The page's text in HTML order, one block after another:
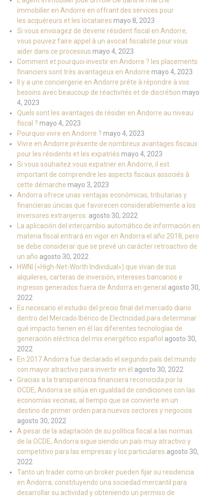
immobilier en Andorre en offrant des services pour
les acquéreurs et les locataires mayo 8, 2023
Si vous envisagez de devenir résident fiscal en Andorre,
vous pouvez faire appel à un avocat fiscaliste pour vous
aider dans ce processus mayo 4, 2023
Comment et pourquoi investir en Andorre ? les placements
financiers sont très avantageux en Andorre mayo 4, 2023
Il y a une conciergerie en Andorre prête à répondre à vos
besoins avec beaucoup de réactivités et de discrétion mayo
4, 2023
Quels sont les avantages de résider en Andorre au niveau
fiscal ? mayo 4, 2023
Pourquoi vivre en Andorre ? mayo 4, 2023
Vivre en Andorre présente de nombreux avantages fiscaux
pour les résidents et les expatriés mayo 4, 2023
Si vous souhaitez vous expatrier en Andorre, il est
important de comprendre les aspects fiscaux associés à
cette démarche mayo 3, 2023
Andorra ofrece unas ventajas económicas, tributarias y
financieras únicas que favorecen considerablemente a los
inversores extranjeros. agosto 30, 2022
La aplicación del intercambio automático de información en
materia fiscal entrará en vigor en Andorra el año 2018, pero
se debe considerar que se prevé un carácter retroactivo de
un año agosto 30, 2022
HWNI («High-Net-Worth Individual») que vivan de sus
alquileres, carteras de inversión, intereses bancarios e
ingresos generados fuera de Andorra en general agosto 30,
2022
Es necesario el estudio del precio final del mercado diario
dentro del Mercado Ibérico de Electricidad para determinar
qué impacto tienen en él las diferentes tecnologías de
generación eléctrica del mix energético español agosto 30,
2022
En 2017 Andorra fue declarado el segundo país del mundo
con mayor atractivo para invertir en él agosto 30, 2022
Gracias a la transparencia financiera reconocida por la
OCDE, Andorra se sitúa en igualdad de condiciones con las
economías vecinas, al tiempo que se convierte en un
destino de primer orden para nuevos sectores y negocios
agosto 30, 2022
A pesar de la adaptación de su política fiscal a las normas
de la OCDE, Andorra sigue siendo un país muy atractivo y
competitivo para las empresas y los particulares agosto 30,
2022
Tanto un trader como un broker pueden fijar su residencia
en Andorra, constituyendo una sociedad mercantil para
desarrollar su actividad y obteniendo un permiso de